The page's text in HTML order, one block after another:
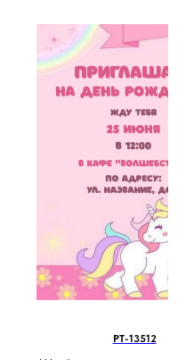
PT-13512